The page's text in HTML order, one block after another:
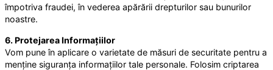
împotriva fraudei, în vederea apărării drepturilor sau bunurilor
noastre.
6. Protejarea Informațiilor
Vom pune în aplicare o varietate de măsuri de securitate pentru a
menține siguranța informațiilor tale personale. Folosim criptarea